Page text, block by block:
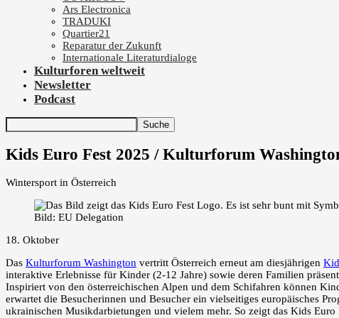
Ars Electronica
TRADUKI
Quartier21
Reparatur der Zukunft
Internationale Literaturdialoge
Kulturforen weltweit
Newsletter
Podcast
Kids Euro Fest 2025 / Kulturforum
Wintersport in Österreich
Bild: EU Delegation
18. Oktober
Das Kulturforum Washington vertritt Österreich erneut am diesjährigen
interaktive Erlebnisse für Kinder (2-12 Jahre) sowie deren Familien
Inspiriert von den österreichischen Alpen und dem Schifahren können
erwartet die Besucherinnen und Besucher ein vielseitiges europäisches
ukrainischen Musikdarbietungen und vielem mehr. So zeigt das Kids